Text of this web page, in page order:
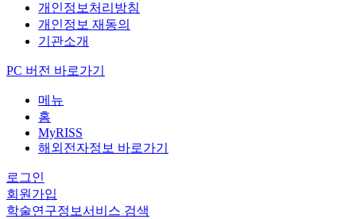
개인정보처리방침
개인정보 재동의
기관소개
PC 버전 바로가기
메뉴
홈
MyRISS
해외전자정보 바로가기
로그인
회원가입
학술연구정보서비스 검색